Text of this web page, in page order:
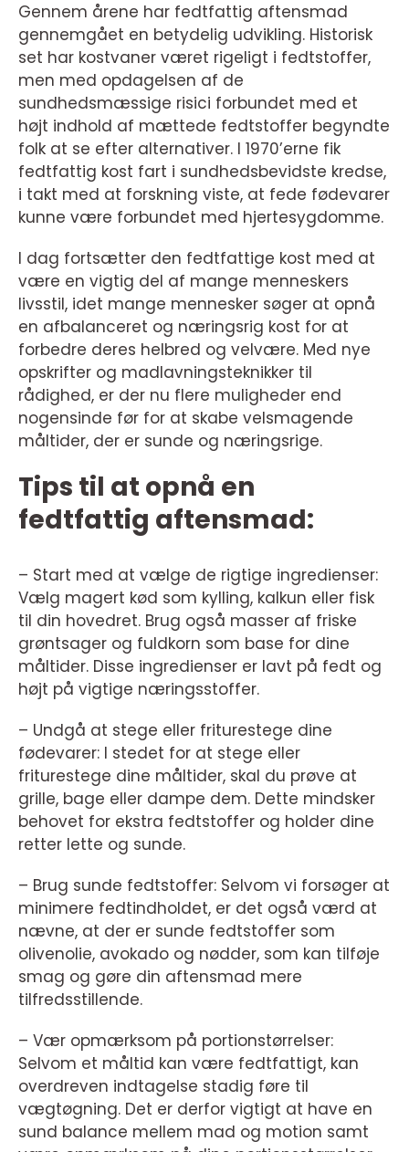
Gennem årene har fedtfattig aftensmad
gennemgået en betydelig udvikling. Historisk
set har kostvaner været rigeligt i fedtstoffer,
men med opdagelsen af de
sundhedsmæssige risici forbundet med et
højt indhold af mættede fedtstoffer begyndte
folk at se efter alternativer. I 1970’erne fik
fedtfattig kost fart i sundhedsbevidste kredse,
i takt med at forskning viste, at fede fødevarer
kunne være forbundet med hjertesygdomme.
I dag fortsætter den fedtfattige kost med at
være en vigtig del af mange menneskers
livsstil, idet mange mennesker søger at opnå
en afbalanceret og næringsrig kost for at
forbedre deres helbred og velvære. Med nye
opskrifter og madlavningsteknikker til
rådighed, er der nu flere muligheder end
nogensinde før for at skabe velsmagende
måltider, der er sunde og næringsrige.
Tips til at opnå en
fedtfattig aftensmad:
– Start med at vælge de rigtige ingredienser:
Vælg magert kød som kylling, kalkun eller fisk
til din hovedret. Brug også masser af friske
grøntsager og fuldkorn som base for dine
måltider. Disse ingredienser er lavt på fedt og
højt på vigtige næringsstoffer.
– Undgå at stege eller friturestege dine
fødevarer: I stedet for at stege eller
friturestege dine måltider, skal du prøve at
grille, bage eller dampe dem. Dette mindsker
behovet for ekstra fedtstoffer og holder dine
retter lette og sunde.
– Brug sunde fedtstoffer: Selvom vi forsøger at
minimere fedtindholdet, er det også værd at
nævne, at der er sunde fedtstoffer som
olivenolie, avokado og nødder, som kan tilføje
smag og gøre din aftensmad mere
tilfredsstillende.
– Vær opmærksom på portionstørrelser:
Selvom et måltid kan være fedtfattigt, kan
overdreven indtagelse stadig føre til
vægtøgning. Det er derfor vigtigt at have en
sund balance mellem mad og motion samt